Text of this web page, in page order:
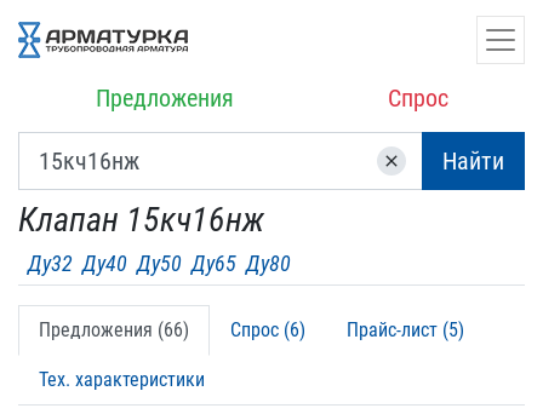
Предложения Спрос
clear Найти
Клапан 15кч16нж
Ду32 Ду40 Ду50 Ду65 Ду80
Предложения (66) Спрос (6) Прайс-лист (5)
Тех. характеристики